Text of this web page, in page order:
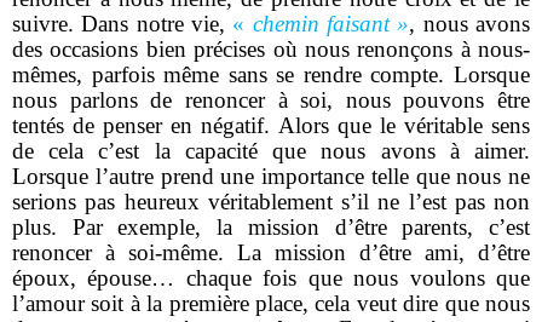
suivre. Dans notre vie, « chemin faisant », nous avons
des occasions bien précises où nous renonçons à nous-
mêmes, parfois même sans se rendre compte. Lorsque
nous parlons de renoncer à soi, nous pouvons être
tentés de penser en négatif. Alors que le véritable sens
de cela c’est la capacité que nous avons à aimer.
Lorsque l’autre prend une importance telle que nous ne
serions pas heureux véritablement s’il ne l’est pas non
plus. Par exemple, la mission d’être parents, c’est
renoncer à soi-même. La mission d’être ami, d’être
époux, épouse… chaque fois que nous voulons que
l’amour soit à la première place, cela veut dire que nous